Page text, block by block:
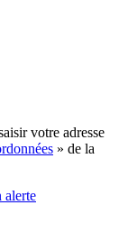
votre adresse
» de la